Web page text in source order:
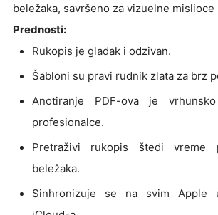
beležaka, savršeno za vizuelne mislioce
Prednosti:
Rukopis je gladak i odzivan.
Šabloni su pravi rudnik zlata za brz
Anotiranje PDF-ova je
profesionalce.
Pretraživi rukopis štedi vreme
beležaka.
Sinhronizuje se na svim Apple